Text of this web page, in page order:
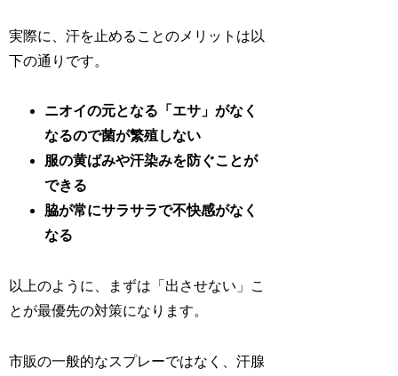
実際に、汗を止めることのメリットは以
下の通りです。
ニオイの元となる「エサ」がなく
なるので菌が繁殖しない
服の黄ばみや汗染みを防ぐことが
できる
脇が常にサラサラで不快感がなく
なる
以上のように、まずは「出させない」こ
とが最優先の対策になります。
市販の一般的なスプレーではなく、汗腺